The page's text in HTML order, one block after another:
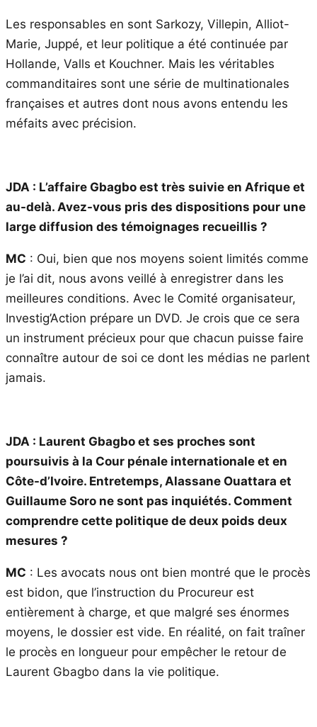
Les responsables en sont Sarkozy, Villepin, Alliot-
Marie, Juppé, et leur politique a été continuée par
Hollande, Valls et Kouchner. Mais les véritables
commanditaires sont une série de multinationales
françaises et autres dont nous avons entendu les
méfaits avec précision.
JDA : L’affaire Gbagbo est très suivie en Afrique et
au-delà. Avez-vous pris des dispositions pour une
large diffusion des témoignages recueillis ?
MC : Oui, bien que nos moyens soient limités comme
je l’ai dit, nous avons veillé à enregistrer dans les
meilleures conditions. Avec le Comité organisateur,
Investig’Action prépare un DVD. Je crois que ce sera
un instrument précieux pour que chacun puisse faire
connaître autour de soi ce dont les médias ne parlent
jamais.
JDA : Laurent Gbagbo et ses proches sont
poursuivis à la Cour pénale internationale et en
Côte-d’Ivoire. Entretemps, Alassane Ouattara et
Guillaume Soro ne sont pas inquiétés. Comment
comprendre cette politique de deux poids deux
mesures ?
MC : Les avocats nous ont bien montré que le procès
est bidon, que l’instruction du Procureur est
entièrement à charge, et que malgré ses énormes
moyens, le dossier est vide. En réalité, on fait traîner
le procès en longueur pour empêcher le retour de
Laurent Gbagbo dans la vie politique.